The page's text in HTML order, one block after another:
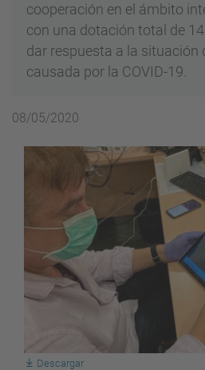
cooperación en el ámbito
con una dotación total de
dar respuesta a la situación
causada por la COVID-19.
08/05/2020
Descargar